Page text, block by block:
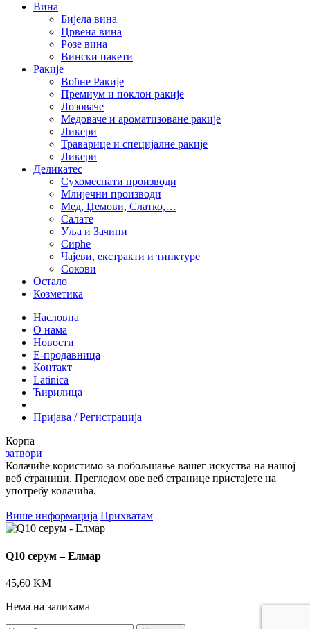
Вина
Бијела вина
Црвена вина
Розе вина
Вински пакети
Ракије
Воћне Ракије
Премиум и поклон ракије
Лозоваче
Медоваче и ароматизоване ракије
Ликери
Траварице и специјалне ракије
Ликери
Деликатес
Сухомеснати производи
Млијечни производи
Мед, Џемови, Слатко,…
Салате
Уља и Зачини
Сирће
Чајеви, екстракти и тинктуре
Сокови
Остало
Козметика
Насловна
О нама
Новости
Е-продавница
Контакт
Latinica
Ћирилица
Пријава / Регистрација
Корпа
затвори
Колачиће користимо за побољшање вашег искуства на нашој
веб страници. Прегледом ове веб странице пристајете на
употребу колачића.
Више информација Прихватам
Q10 серум – Елмар
45,60 KM
Нема на залихама